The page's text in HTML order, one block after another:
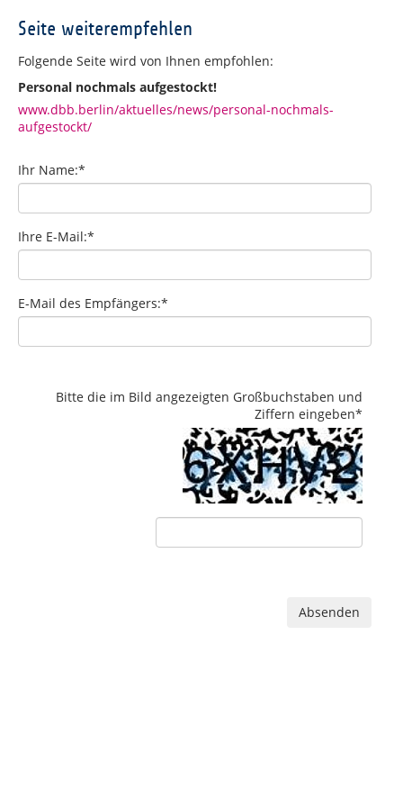
Seite weiterempfehlen
Folgende Seite wird von Ihnen empfohlen:
Personal nochmals aufgestockt!
www.dbb.berlin/aktuelles/news/personal-nochmals-
aufgestockt/
Ihr Name:*
Ihre E-Mail:*
E-Mail des Empfängers:*
Bitte die im Bild angezeigten Großbuchstaben und
Ziffern eingeben*
Absenden